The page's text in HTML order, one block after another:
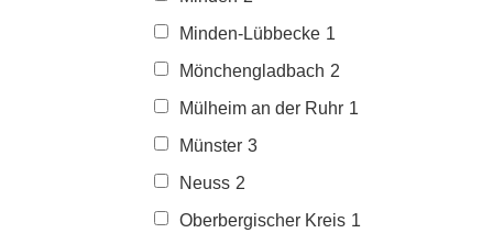
Minden-Lübbecke 1
Mönchengladbach 2
Mülheim an der Ruhr 1
Münster 3
Neuss 2
Oberbergischer Kreis 1